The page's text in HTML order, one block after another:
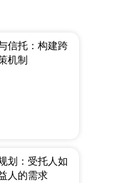
信托：构建跨
机制
划：受托人如
人的需求